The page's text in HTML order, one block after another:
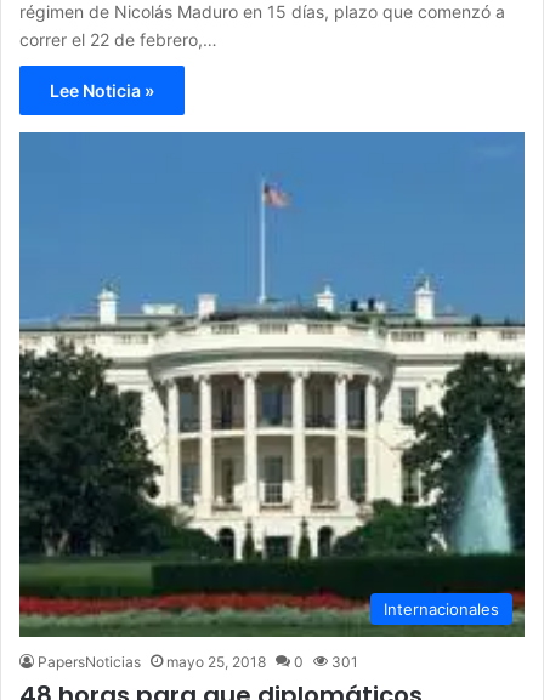
régimen de Nicolás Maduro en 15 días, plazo que comenzó a
correr el 22 de febrero,…
Lee Noticia »
Internacionales
PapersNoticias mayo 25, 2018 0 301